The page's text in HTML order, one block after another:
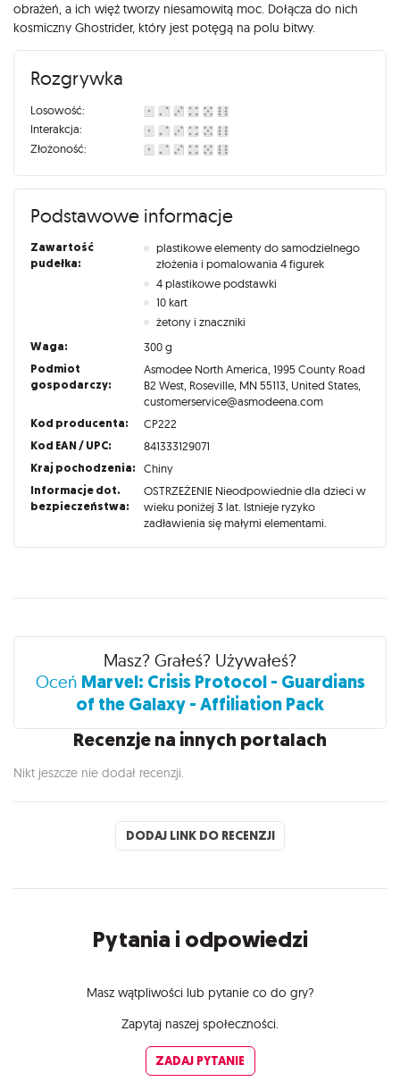
obrażeń, a ich więź tworzy niesamowitą moc. Dołącza do nich
kosmiczny Ghostrider, który jest potęgą na polu bitwy.
Rozgrywka
Losowość:
Interakcja:
Złożoność:
Podstawowe informacje
Zawartość
pudełka:
plastikowe elementy do samodzielnego
złożenia i pomalowania 4 figurek
4 plastikowe podstawki
10 kart
żetony i znaczniki
Waga: 300 g
Podmiot
gospodarczy:
Asmodee North America, 1995 County Road
B2 West, Roseville, MN 55113, United States,
customerservice@asmodeena.com
Kod producenta: CP222
Kod EAN / UPC: 841333129071
Kraj pochodzenia: Chiny
Informacje dot.
bezpieczeństwa:
OSTRZEŻENIE Nieodpowiednie dla dzieci w
wieku poniżej 3 lat. Istnieje ryzyko
zadławienia się małymi elementami.
Recenzje
Masz? Grałeś? Używałeś?
Oceń Marvel: Crisis Protocol - Guardians
of the Galaxy - Affiliation Pack
Recenzje na innych portalach
Nikt jeszcze nie dodał recenzji.
DODAJ LINK DO RECENZJI
Pytania i odpowiedzi
Masz wątpliwości lub pytanie co do gry?
Zapytaj naszej społeczności.
ZADAJ PYTANIE